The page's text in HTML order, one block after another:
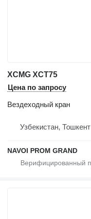
XCMG XCT75
Цена по запросу
Вездеходный кран
Узбекистан, Тошкент
NAVOI PROM GRAND